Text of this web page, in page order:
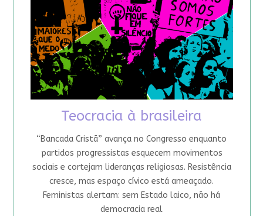
Teocracia à brasileira
“Bancada Cristã” avança no Congresso enquanto
partidos progressistas esquecem movimentos
sociais e cortejam lideranças religiosas. Resistência
cresce, mas espaço cívico está ameaçado.
Feministas alertam: sem Estado laico, não há
democracia real